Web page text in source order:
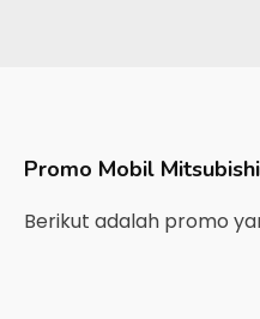
Promo Mobil Mitsubishi
Berikut adalah promo